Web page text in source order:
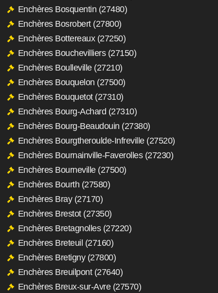
Enchères Bosquentin (27480)
Enchères Bosrobert (27800)
Enchères Bottereaux (27250)
Enchères Bouchevilliers (27150)
Enchères Boulleville (27210)
Enchères Bouquelon (27500)
Enchères Bouquetot (27310)
Enchères Bourg-Achard (27310)
Enchères Bourg-Beaudouin (27380)
Enchères Bourgtheroulde-Infreville (27520)
Enchères Bournainville-Faverolles (27230)
Enchères Bourneville (27500)
Enchères Bourth (27580)
Enchères Bray (27170)
Enchères Brestot (27350)
Enchères Bretagnolles (27220)
Enchères Breteuil (27160)
Enchères Bretigny (27800)
Enchères Breuilpont (27640)
Enchères Breux-sur-Avre (27570)